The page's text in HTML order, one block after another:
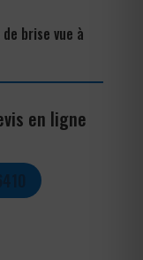
brise vue à
en ligne